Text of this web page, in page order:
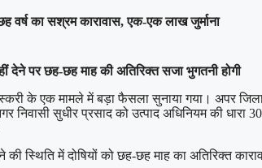
वर्ष का सश्रम कारावास, एक-एक लाख जुर्माना
पर छह-छह माह की अतिरिक्त सजा भुगतनी होगी
के एक मामले में बड़ा फैसला सुनाया गया। अपर
निवासी सुधीर प्रसाद को उत्पाद अधिनियम की
स्थिति में दोषियों को छह-छह माह का अतिरिक्त